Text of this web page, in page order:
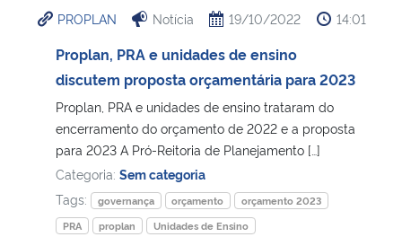
Ministério da Cidadania
Ministério da Saúde
Ministério de Minas e Energia
Ministério da Ciência, Tecnologia, Inovações e Comunicações
Ministério do Meio Ambiente
PROPLAN Notícia 19/10/2022 14:01
Proplan, PRA e unidades de ensino
discutem proposta orçamentária para 2023
Proplan, PRA e unidades de ensino trataram do
encerramento do orçamento de 2022 e a proposta
para 2023 A Pró-Reitoria de Planejamento […]
Categoria: Sem categoria
Tags:
governança orçamento
orçamento 2023
PRA
proplan Unidades de Ensino